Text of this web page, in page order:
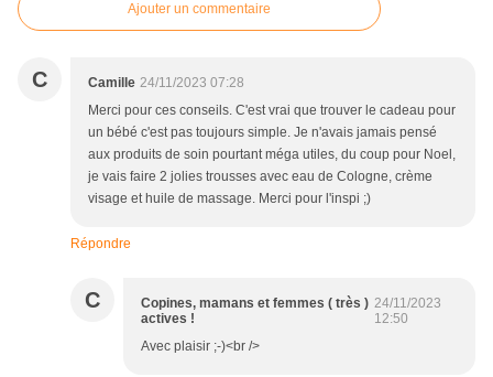
Ajouter un commentaire
C Camille 24/11/2023 07:28
Merci pour ces conseils. C'est vrai que trouver le cadeau pour
un bébé c'est pas toujours simple. Je n'avais jamais pensé
aux produits de soin pourtant méga utiles, du coup pour Noel,
je vais faire 2 jolies trousses avec eau de Cologne, crème
visage et huile de massage. Merci pour l'inspi ;)
Répondre
C
Copines, mamans et femmes ( très )
actives !
24/11/2023
12:50
Avec plaisir ;-)<br />